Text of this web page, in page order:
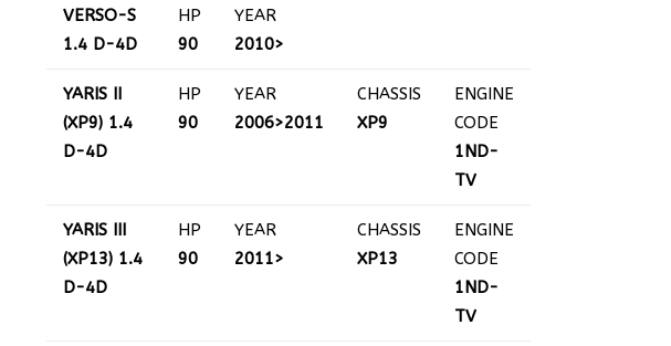
VERSO-S
1.4 D-4D
HP
90
YEAR
2010>
YARIS II
(XP9) 1.4
D-4D
HP
90
YEAR
2006>2011
CHASSIS
XP9
ENGINE
CODE
1ND-
TV
YARIS III
(XP13) 1.4
D-4D
HP
90
YEAR
2011>
CHASSIS
XP13
ENGINE
CODE
1ND-
TV